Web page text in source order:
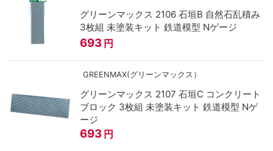
グリーンマックス 2106 石垣B 自然石乱積み
3枚組 未塗装キット 鉄道模型 Nゲージ
693 円
GREENMAX(グリーンマックス）
グリーンマックス 2107 石垣C コンクリート
ブロック 3枚組 未塗装キット 鉄道模型 Nゲ
ージ
693 円